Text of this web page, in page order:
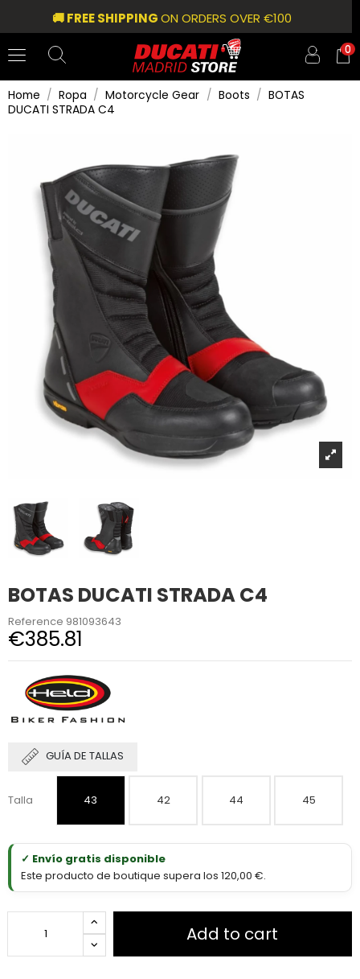
🚚 FREE SHIPPINGON ORDERS OVER €100
0
Home Ropa Motorcycle Gear Boots
BOTAS
DUCATI STRADA C4
BOTAS DUCATI STRADA C4
Reference 981093643
€385.81
GUÍA DE TALLAS
Talla 43 42 44 45
✓ Envío gratis disponible
Este producto de boutique supera los 120,00 €.
Add to cart